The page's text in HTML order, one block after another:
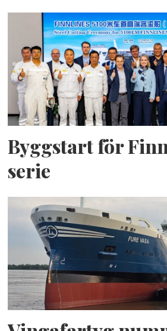
Byggstart för
serie